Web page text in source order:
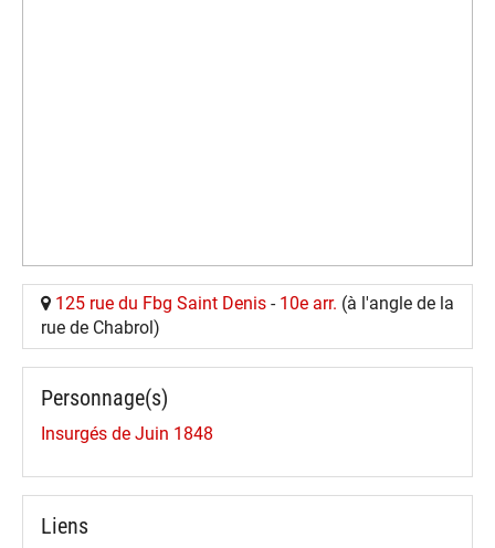
125 rue du Fbg Saint Denis - 10e arr. (à l'angle de la
rue de Chabrol)
Personnage(s)
Insurgés de Juin 1848
Liens